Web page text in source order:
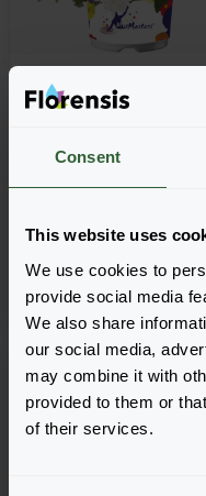
Consent
This website uses
We use cookies to
provide social media
We also share
our social media,
may combine it with
provided to them or
of their services.
Verbena peruviana